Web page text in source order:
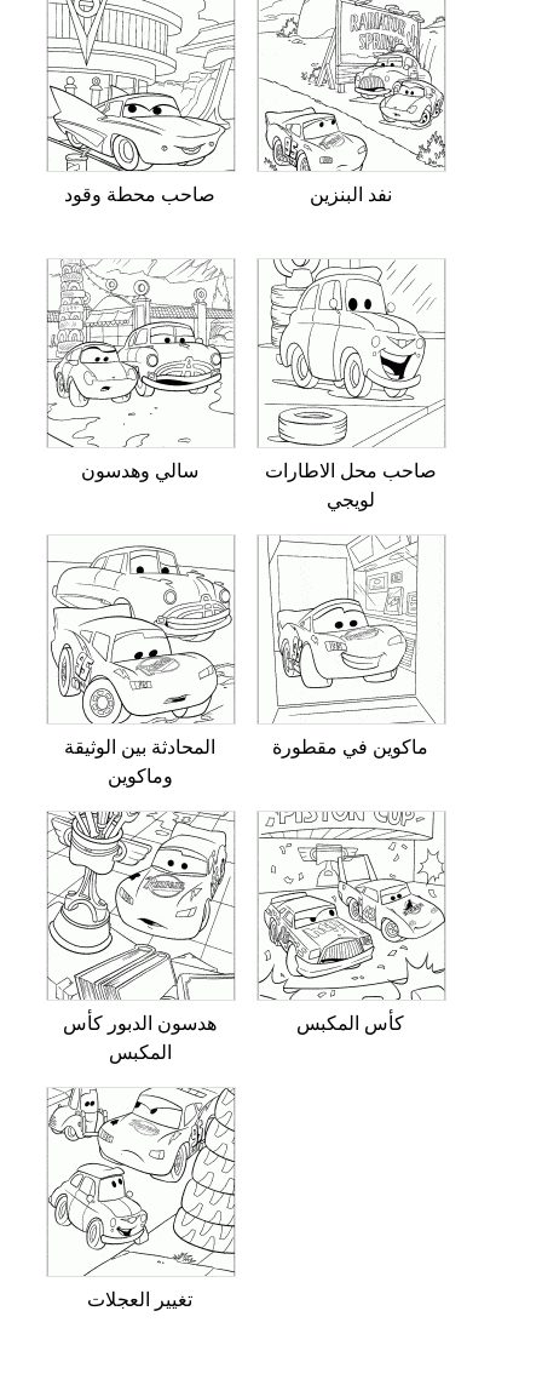
صاحب محطة وقود نفد البنزين
سالي وهدسون
صاحب محل الاطارات
لويجي
المحادثة بين الوثيقة
وماكوين
ماكوين في مقطورة
هدسون الدبور كأس
المكبس
كأس المكبس
تغيير العجلات